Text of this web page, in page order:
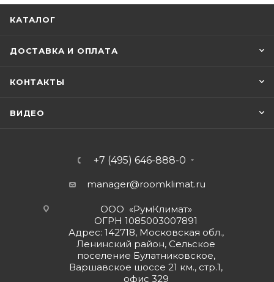
КАТАЛОГ
ДОСТАВКА И ОПЛАТА
КОНТАКТЫ
ВИДЕО
+7 (495) 646-888-0
manager@roomklimat.ru
ООО «РумКлимат»
ОГРН 1085003007891
Адрес: 142718, Московская обл.,
Ленинский район, Сельское
поселение Булатниковское,
Варшавское шоссе 21 км., стр.1,
офис 329